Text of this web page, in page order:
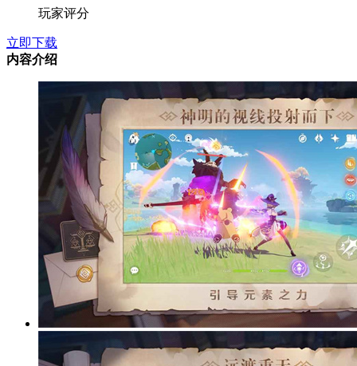
玩家评分
立即下载
内容介绍